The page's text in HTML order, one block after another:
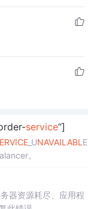
service“]
_UNAVAILABL E
。
器资源耗尽、应用程